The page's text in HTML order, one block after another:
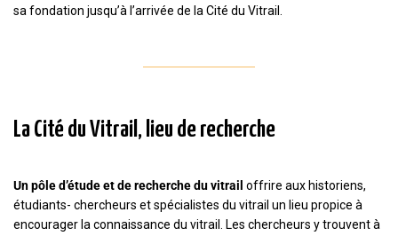
sa fondation jusqu’à l’arrivée de la Cité du Vitrail.
La Cité du Vitrail, lieu de recherche
Un pôle d’étude et de recherche du vitrail offrire aux historiens,
étudiants- chercheurs et spécialistes du vitrail un lieu propice à
encourager la connaissance du vitrail. Les chercheurs y trouvent à